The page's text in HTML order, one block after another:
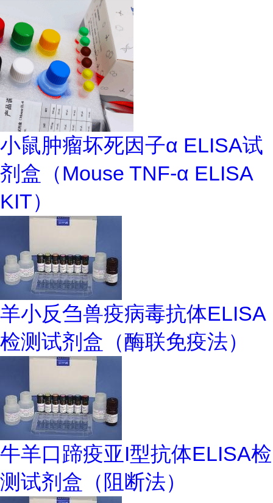
小鼠肿瘤坏死因子α ELISA试
剂盒（Mouse TNF-α ELISA
KIT）
羊小反刍兽疫病毒抗体ELISA
检测试剂盒（酶联免疫法）
牛羊口蹄疫亚I型抗体ELISA检
测试剂盒（阻断法）